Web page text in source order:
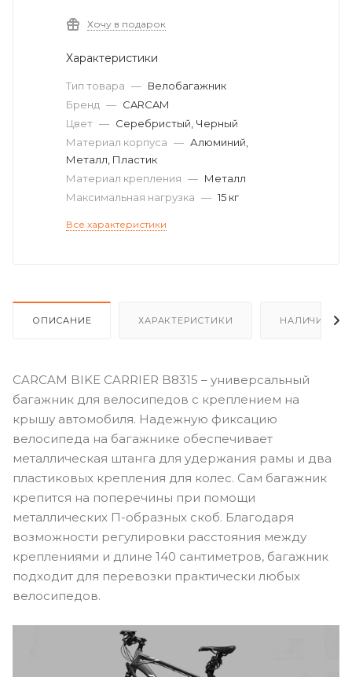
Хочу в подарок
Характеристики
Тип товара — Велобагажник
Бренд — CARCAM
Цвет — Серебристый, Черный
Материал корпуса — Алюминий,
Металл, Пластик
Материал крепления — Металл
Максимальная нагрузка — 15 кг
Все характеристики
ОПИСАНИЕ ХАРАКТЕРИСТИКИ НАЛИЧИЕ
CARCAM BIKE CARRIER B8315 – универсальный
багажник для велосипедов с креплением на
крышу автомобиля. Надежную фиксацию
велосипеда на багажнике обеспечивает
металлическая штанга для удержания рамы и два
пластиковых крепления для колес. Сам багажник
крепится на поперечины при помощи
металлических П-образных скоб. Благодаря
возможности регулировки расстояния между
креплениями и длине 140 сантиметров, багажник
подходит для перевозки практически любых
велосипедов.